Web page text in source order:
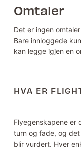
Omtaler
Det er ingen
Bare innloggede
kan legge igjen en
HVA ER
Flyegenskapene er
turn og fade, og det
blir vurdert. Hver